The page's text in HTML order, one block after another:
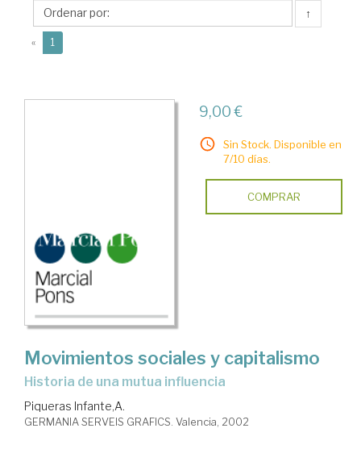
↑
« 1
9,00 €
Sin Stock. Disponible en
7/10 días.
COMPRAR
Movimientos sociales y capitalismo
Historia de una mutua influencia
Piqueras Infante,A.
GERMANIA SERVEIS GRAFICS. Valencia, 2002